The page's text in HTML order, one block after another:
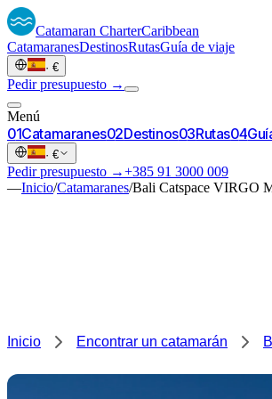
Catamaran CharterCaribbean
CatamaranesDestinosRutasGuía de viaje
· €
Pedir presupuesto →
Menú
01Catamaranes02Destinos03Rutas04
· €
Pedir presupuesto →+385 91 3000 009
—Inicio/Catamaranes/Bali Catspace VIRGO
Inicio Encontrar un catamarán